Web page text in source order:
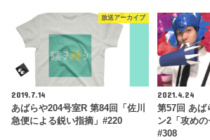
放送アーカイブ
2019.7.14
あばらや204号室R 第84回「佐川
急便による鋭い指摘」#220
2021.4.24
第57回 あば
ン2「攻めの
#308